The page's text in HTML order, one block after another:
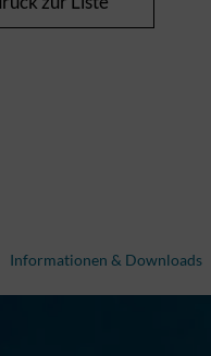
Informationen & Downloads